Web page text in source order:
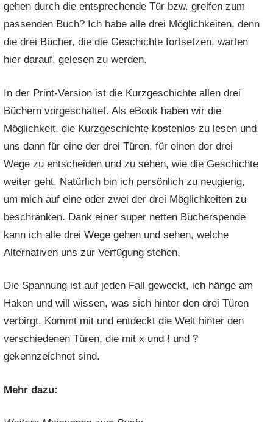
gehen durch die entsprechende Tür bzw. greifen zum
passenden Buch? Ich habe alle drei Möglichkeiten, denn
die drei Bücher, die die Geschichte fortsetzen, warten
hier darauf, gelesen zu werden.
In der Print-Version ist die Kurzgeschichte allen drei
Büchern vorgeschaltet. Als eBook haben wir die
Möglichkeit, die Kurzgeschichte kostenlos zu lesen und
uns dann für eine der drei Türen, für einen der drei
Wege zu entscheiden und zu sehen, wie die Geschichte
weiter geht. Natürlich bin ich persönlich zu neugierig,
um mich auf eine oder zwei der drei Möglichkeiten zu
beschränken. Dank einer super netten Bücherspende
kann ich alle drei Wege gehen und sehen, welche
Alternativen uns zur Verfügung stehen.
Die Spannung ist auf jeden Fall geweckt, ich hänge am
Haken und will wissen, was sich hinter den drei Türen
verbirgt. Kommt mit und entdeckt die Welt hinter den
verschiedenen Türen, die mit x und ! und ?
gekennzeichnet sind.
Mehr dazu: